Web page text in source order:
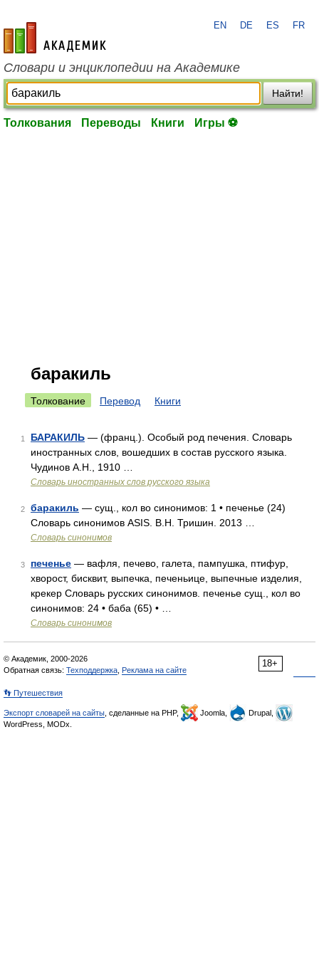
academic.ru
EN DE ES FR
Словари и энциклопедии на Академике
Найти!
Толкования Переводы Книги Игры ⚽
баракиль
Толкование Перевод Книги
1 БАРАКИЛЬ — (франц.). Особый род печения. Словарь
иностранных слов, вошедших в состав русского языка.
Чудинов А.Н., 1910 …
Словарь иностранных слов русского языка
2 баракиль — сущ., кол во синонимов: 1 • печенье (24)
Словарь синонимов ASIS. В.Н. Тришин. 2013 …
Словарь синонимов
3 печенье — вафля, печево, галета, пампушка, птифур,
хворост, бисквит, выпечка, печеньице, выпечные изделия,
крекер Словарь русских синонимов. печенье сущ., кол во
синонимов: 24 • баба (65) • …
Словарь синонимов
18+
© Академик, 2000-2026
Обратная связь: Техподдержка Реклама на сайте
👣 Путешествия
Экспорт словарей на сайты , сделанные на PHP, Joomla,
Drupal,
WordPress, MODx.